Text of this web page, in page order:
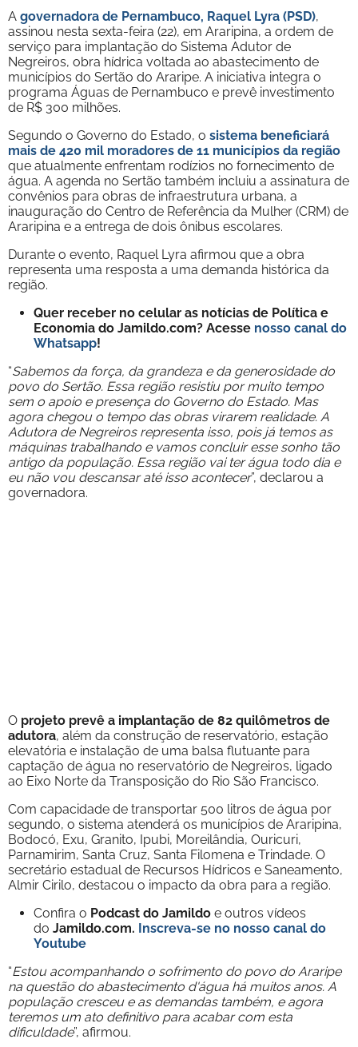
A governadora de Pernambuco, Raquel Lyra (PSD),
assinou nesta sexta-feira (22), em Araripina, a ordem de
serviço para implantação do Sistema Adutor de
Negreiros, obra hídrica voltada ao abastecimento de
municípios do Sertão do Araripe. A iniciativa integra o
programa Águas de Pernambuco e prevê investimento
de R$ 300 milhões.
Segundo o Governo do Estado, o sistema beneficiará
mais de 420 mil moradores de 11 municípios da região
que atualmente enfrentam rodízios no fornecimento de
água. A agenda no Sertão também incluiu a assinatura de
convênios para obras de infraestrutura urbana, a
inauguração do Centro de Referência da Mulher (CRM) de
Araripina e a entrega de dois ônibus escolares.
Durante o evento, Raquel Lyra afirmou que a obra
representa uma resposta a uma demanda histórica da
região.
Quer receber no celular as notícias de Política e
Economia do Jamildo.com? Acesse nosso canal do
Whatsapp!
“Sabemos da força, da grandeza e da generosidade do
povo do Sertão. Essa região resistiu por muito tempo
sem o apoio e presença do Governo do Estado. Mas
agora chegou o tempo das obras virarem realidade. A
Adutora de Negreiros representa isso, pois já temos as
máquinas trabalhando e vamos concluir esse sonho tão
antigo da população. Essa região vai ter água todo dia e
eu não vou descansar até isso acontecer”, declarou a
governadora.
O projeto prevê a implantação de 82 quilômetros de
adutora, além da construção de reservatório, estação
elevatória e instalação de uma balsa flutuante para
captação de água no reservatório de Negreiros, ligado
ao Eixo Norte da Transposição do Rio São Francisco.
Com capacidade de transportar 500 litros de água por
segundo, o sistema atenderá os municípios de Araripina,
Bodocó, Exu, Granito, Ipubi, Moreilândia, Ouricuri,
Parnamirim, Santa Cruz, Santa Filomena e Trindade. O
secretário estadual de Recursos Hídricos e Saneamento,
Almir Cirilo, destacou o impacto da obra para a região.
Confira o Podcast do Jamildo e outros vídeos
do Jamildo.com. Inscreva-se no nosso canal do
Youtube
“Estou acompanhando o sofrimento do povo do Araripe
na questão do abastecimento d'água há muitos anos. A
população cresceu e as demandas também, e agora
teremos um ato definitivo para acabar com esta
dificuldade”, afirmou.